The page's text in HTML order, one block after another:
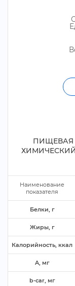
ПИЩЕВАЯ
Наименование
показателя
Белки,
Жиры,
Калорийность, ккал
A, м
b-car, м